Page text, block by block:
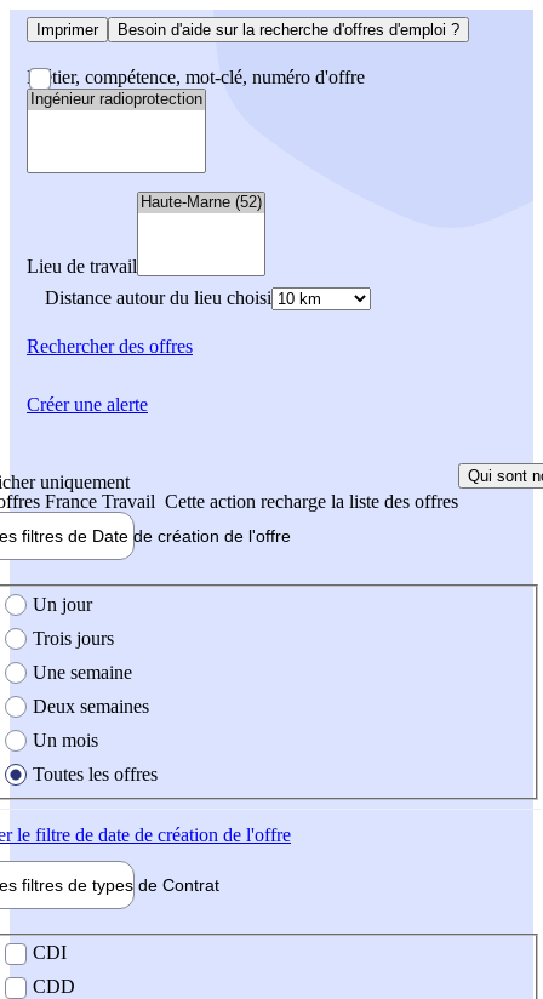
Imprimer Besoin d'aide sur la recherche d'offres d'emploi ?
Métier, compétence, mot-clé, numéro d'offre
Lieu de travail
Distance autour du lieu choisi
Rechercherdes offres
uniquement
France Travail Cette action recharge la liste des offres
Qui sont
filtres de Date de création de l'offre
création de l'offre
Un jour
Trois jours
Une semaine
Deux semaines
Un mois
Toutes les offres
le filtre de date de création de l'offre
filtres de types de Contrat
contrat
CDI
CDD
Créer une alerte